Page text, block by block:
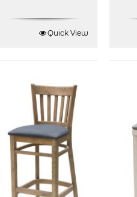
Quick View